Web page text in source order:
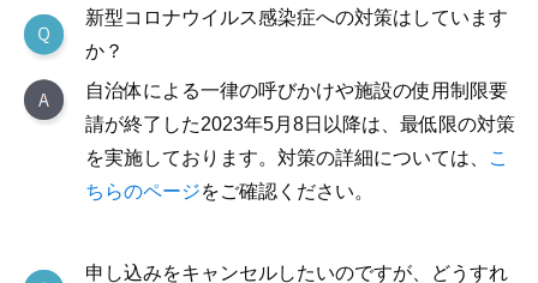
新型コロナウイルス感染症への対策はしています
か？
自治体による一律の呼びかけや施設の使用制限要
請が終了した2023年5月8日以降は、最低限の対策
を実施しております。対策の詳細については、
こ
ちらのページをご確認ください。
申し込みをキャンセルしたいのですが、どうすれ